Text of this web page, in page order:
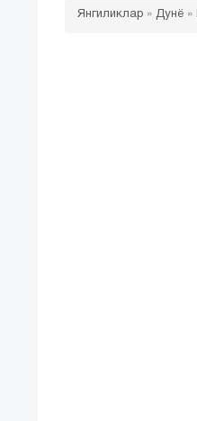
Янгиликлар » Дунё »